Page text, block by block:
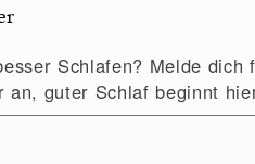
Schlafen? Melde dich
an, guter Schlaf beginnt